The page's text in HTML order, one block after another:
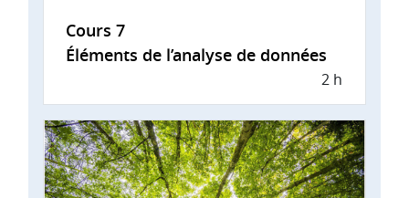
Cours 7
Éléments de l’analyse de données
2 h